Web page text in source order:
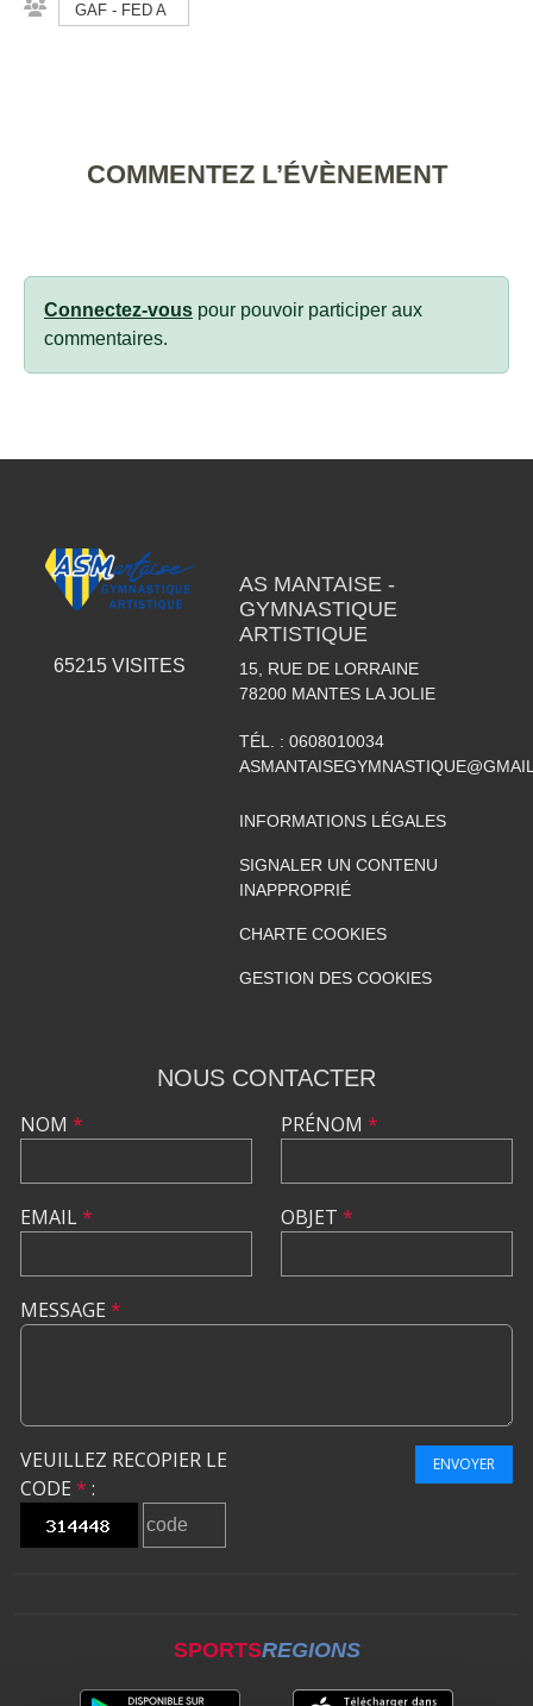
GAF - FED A
COMMENTEZ L’ÉVÈNEMENT
Connectez-vous pour pouvoir participer aux
commentaires.
65215VISITES
AS MANTAISE -
GYMNASTIQUE
ARTISTIQUE
15, RUE DE LORRAINE
78200 MANTES LA JOLIE
TÉL. : 0608010034
INFORMATIONS LÉGALES
SIGNALER UN CONTENU
INAPPROPRIÉ
CHARTE COOKIES
GESTION DES COOKIES
NOUS CONTACTER
NOM *
EMAIL*
PRÉNOM *
OBJET *
MESSAGE *
VEUILLEZ RECOPIER LE
CODE * :
ENVOYER
SPORTSREGIONS